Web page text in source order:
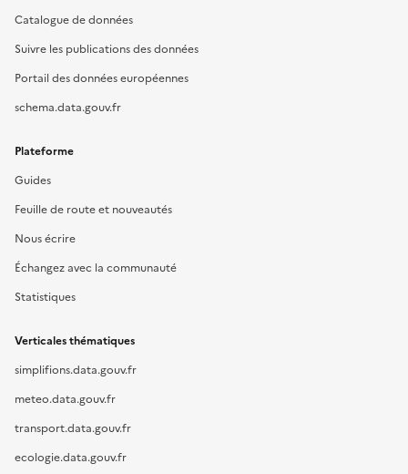
Catalogue de données
Suivre les publications des données
Portail des données européennes
schema.data.gouv.fr
Plateforme
Guides
Feuille de route et nouveautés
Nous écrire
Échangez avec la communauté
Statistiques
Verticales thématiques
simplifions.data.gouv.fr
meteo.data.gouv.fr
transport.data.gouv.fr
ecologie.data.gouv.fr